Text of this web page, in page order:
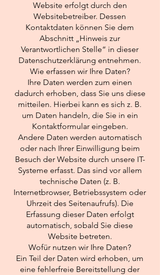
Website erfolgt durch den
Websitebetreiber. Dessen
Kontaktdaten können Sie dem
Abschnitt „Hinweis zur
Verantwortlichen Stelle“ in dieser
Datenschutzerklärung entnehmen.
Wie erfassen wir Ihre Daten?
Ihre Daten werden zum einen
dadurch erhoben, dass Sie uns diese
mitteilen. Hierbei kann es sich z. B.
um Daten handeln, die Sie in ein
Kontaktformular eingeben.
Andere Daten werden automatisch
oder nach Ihrer Einwilligung beim
Besuch der Website durch unsere IT-
Systeme erfasst. Das sind vor allem
technische Daten (z. B.
Internetbrowser, Betriebssystem oder
Uhrzeit des Seitenaufrufs). Die
Erfassung dieser Daten erfolgt
automatisch, sobald Sie diese
Website betreten.
Wofür nutzen wir Ihre Daten?
Ein Teil der Daten wird erhoben, um
eine fehlerfreie Bereitstellung der